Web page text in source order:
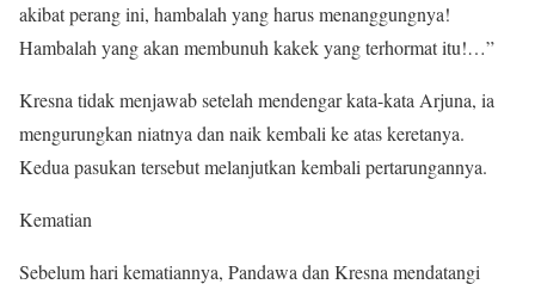
akibat perang ini, hambalah yang harus menanggungnya!
Hambalah yang akan membunuh kakek yang terhormat itu!…”
Kresna tidak menjawab setelah mendengar kata-kata Arjuna, ia
mengurungkan niatnya dan naik kembali ke atas keretanya.
Kedua pasukan tersebut melanjutkan kembali pertarungannya.
Kematian
Sebelum hari kematiannya, Pandawa dan Kresna mendatangi